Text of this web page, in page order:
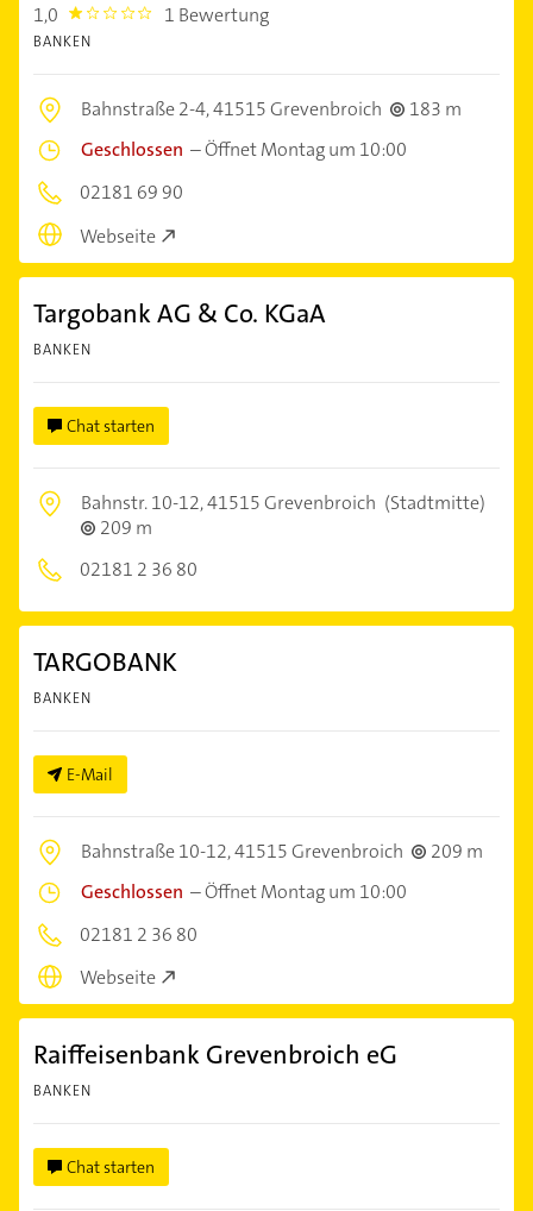
1,0 1.0 1 Bewertung
BANKEN
Bahnstraße 2-4,41515 Grevenbroich
183 m
Geschlossen –Öffnet Montag um 10:00
02181 69 90
Webseite
Targobank AG & Co. KGaA
BANKEN
Chat starten
Bahnstr. 10-12,41515 Grevenbroich (Stadtmitte)
209 m
02181 2 36 80
TARGOBANK
BANKEN
E-Mail
Bahnstraße 10-12,41515 Grevenbroich
209 m
Geschlossen –Öffnet Montag um 10:00
02181 2 36 80
Webseite
Raiffeisenbank Grevenbroich eG
BANKEN
Chat starten